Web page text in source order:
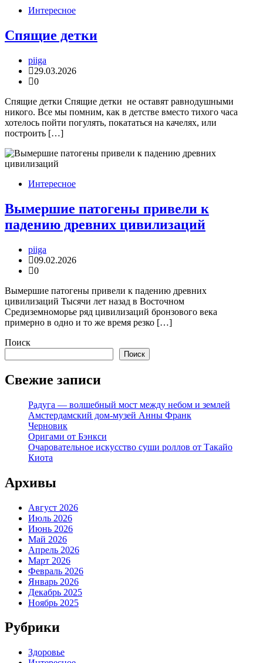
Интересное
Спящие детки
piiga
29.03.2026
0
Спящие детки Спящие детки не оставят равнодушными
никого. Все мы помним, как в детстве вместо тихого часа
хотелось пойти погулять, покататься на качелях, или
построить […]
Интересное
Вымершие патогены привели к
падению древних цивилизаций
piiga
09.02.2026
0
Вымершие патогены привели к падению древних
цивилизаций Тысячи лет назад в Восточном
Средиземноморье ряд цивилизаций бронзового века
примерно в одно и то же время резко […]
Поиск
Поиск
Свежие записи
Радуга — волшебный мост между небом и землей
Амстердамский дом-музей Анны Франк
Черновик
Оригами от Бэнкси
Очаровательное искусство суши роллов от Такайо
Киота
Архивы
Август 2026
Июль 2026
Июнь 2026
Май 2026
Апрель 2026
Март 2026
Февраль 2026
Январь 2026
Декабрь 2025
Ноябрь 2025
Рубрики
Здоровье